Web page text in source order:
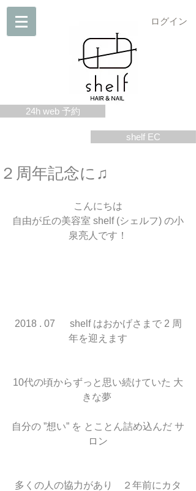
24h web 予約
ログイン
shelf EC
２周年記念に♫
こんにちは
自由が丘の美容室 shelf (シェルフ) の小
泉亮人です！
2018 . 07      shelf はおかげさまで 2 周
年を迎えます
10代の頃からずっと思い続けていた 大
きな夢
自分の ”想い” を とことん詰め込んだ サ
ロン
多くの人の協力があり　２年前にカタ